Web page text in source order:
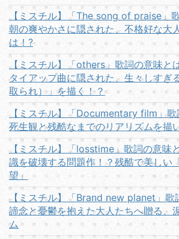
【ミスチル】「The song of praise」
朝の爽やかさに隠された、不格好な大
は！?
【ミスチル】「others」歌詞の意味と
タイアップ曲に隠された、生々しすぎ
取られ）」を描く！？
【ミスチル】「Documentary film」
死生観と残酷なまでのリアリズムを描
【ミスチル】「losstime」歌詞の意味
識を破壊する問題作！？残酷で美しい
望」
【ミスチル】「Brand new planet」歌
諦念と憂鬱を抱えた大人たちへ贈る、
ム